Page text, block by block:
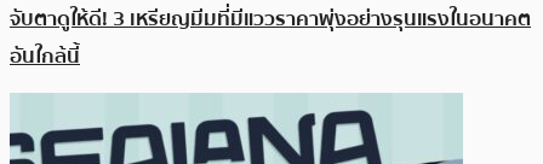
จับตาดูให้ดี! 3 เหรียญมีมที่มีแววราคาพุ่งอย่างรุนแรงในอนาคต
อันใกล้นี้